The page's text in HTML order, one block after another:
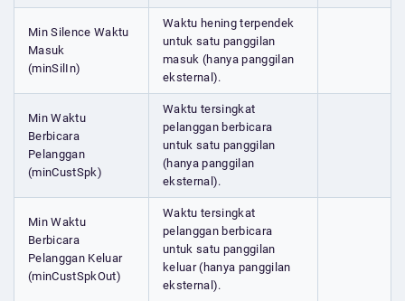
Min Silence Waktu
Masuk
(minSilIn)
Waktu hening terpendek
untuk satu panggilan
masuk (hanya panggilan
eksternal).
Min Waktu
Berbicara
Pelanggan
(minCustSpk)
Waktu tersingkat
pelanggan berbicara
untuk satu panggilan
(hanya panggilan
eksternal).
Min Waktu
Berbicara
Pelanggan Keluar
(minCustSpkOut)
Waktu tersingkat
pelanggan berbicara
untuk satu panggilan
keluar (hanya panggilan
eksternal).